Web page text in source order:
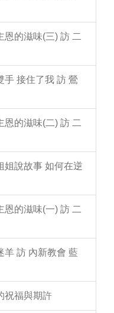
的滋味(三) 訪 二
手 接住了我 訪 鶯
的滋味(二) 訪 二
姐說故事 如何在逆
的滋味(一) 訪 二
羊 訪 內新教會 藍
祝福與期許